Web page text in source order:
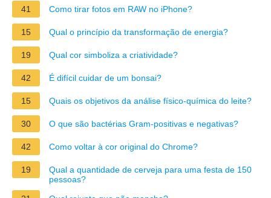
41 Como tirar fotos em RAW no iPhone?
15 Qual o princípio da transformação de energia?
19 Qual cor simboliza a criatividade?
42 É difícil cuidar de um bonsai?
15 Quais os objetivos da análise físico-química do leite?
30 O que são bactérias Gram-positivas e negativas?
42 Como voltar à cor original do Chrome?
19
Qual a quantidade de cerveja para uma festa de 150
pessoas?